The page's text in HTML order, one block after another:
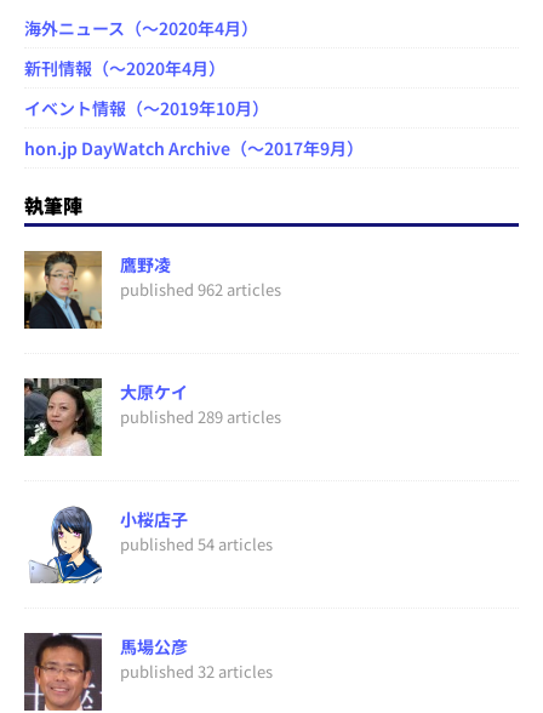
海外ニュース（～2020年4月）
新刊情報（～2020年4月）
イベント情報（～2019年10月）
hon.jp DayWatch Archive（～2017年9月）
執筆陣
鷹野凌
published 962 articles
大原ケイ
published 289 articles
小桜店子
published 54 articles
馬場公彦
published 32 articles